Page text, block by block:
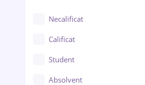
Chimie / Biochimie
Confecții / Design vestimentar
Construcții / Instalații
Controlul calității
Necalificat
Calificat
Student
Absolvent